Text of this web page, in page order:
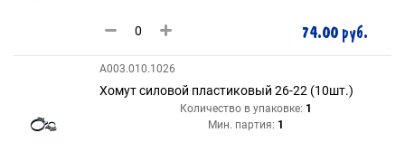
74.00 руб.
А003.010.1026
Хомут силовой пластиковый 26-22 (10шт.)
Количество в упаковке: 1
Мин. партия: 1